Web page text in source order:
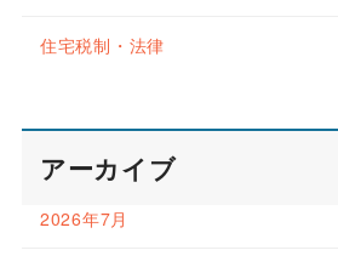
住宅税制・法律
アーカイブ
2026年7月